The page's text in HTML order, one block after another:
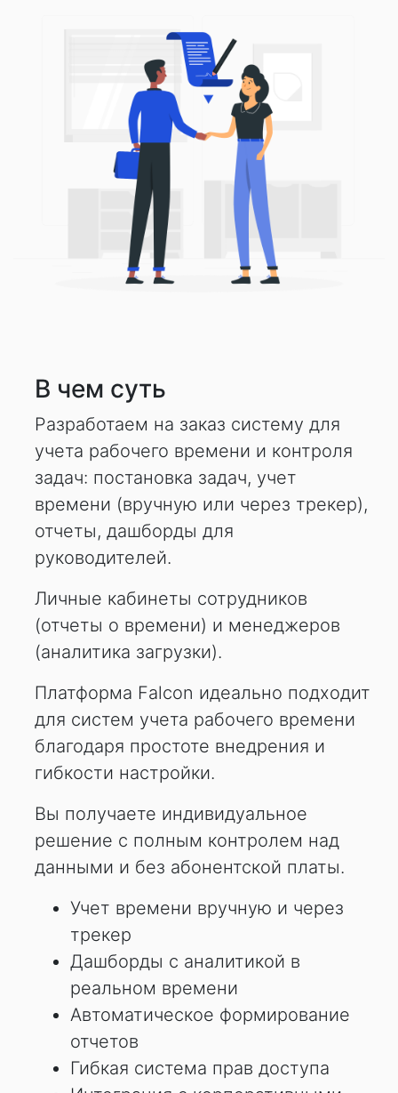
В чем суть
Разработаем на заказ систему для
учета рабочего времени и контроля
задач: постановка задач, учет
времени (вручную или через трекер),
отчеты, дашборды для
руководителей.
Личные кабинеты сотрудников
(отчеты о времени) и менеджеров
(аналитика загрузки).
Платформа Falcon идеально подходит
для систем учета рабочего времени
благодаря простоте внедрения и
гибкости настройки.
Вы получаете индивидуальное
решение с полным контролем над
данными и без абонентской платы.
Учет времени вручную и через
трекер
Дашборды с аналитикой в
реальном времени
Автоматическое формирование
отчетов
Гибкая система прав доступа